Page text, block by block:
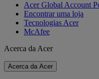
Acer Global Account
Encontrar uma loja
Tecnologias Acer
McAfee
Acerca da Acer
Acerca da Acer